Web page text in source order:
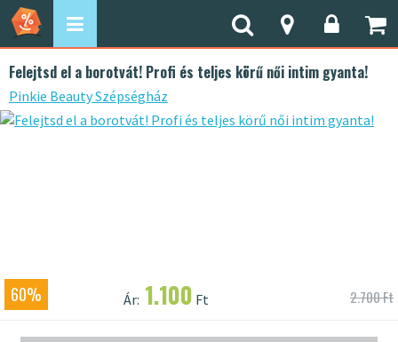
Felejtsd el a borotvát! Profi és teljes körű női intim gyanta!
Pinkie Beauty Szépségház
60% Ár: 1.100 Ft 2.700 Ft